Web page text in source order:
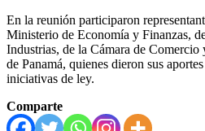
En la reunión participaron
Ministerio de Economía y Finanzas,
Industrias, de la Cámara de
de Panamá, quienes dieron sus
iniciativas de ley.
Comparte